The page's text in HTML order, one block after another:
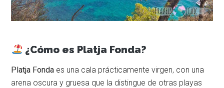
¿Cómo es Platja Fonda?
Platja Fonda es una cala prácticamente virgen, con una
arena oscura y gruesa que la distingue de otras playas